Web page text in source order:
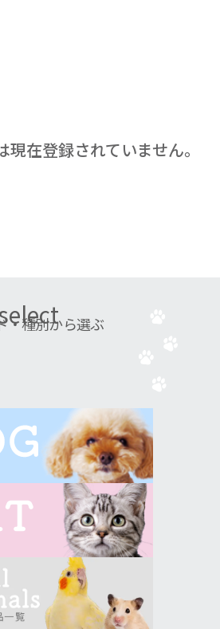
現在登録されていません。
・種別から選ぶ